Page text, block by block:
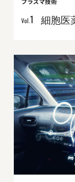
Vol.1 細胞医